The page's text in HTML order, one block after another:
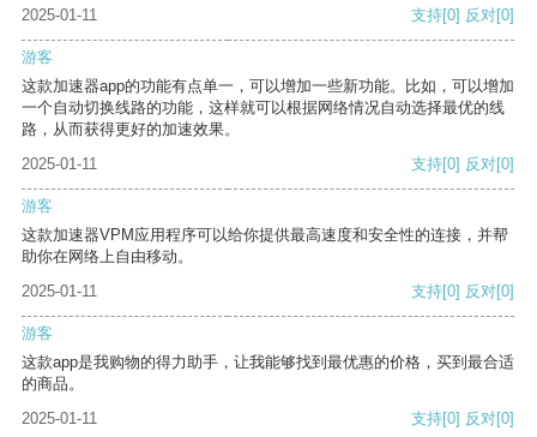
2025-01-11
支持[0] 反对[0]
游客
这款加速器app的功能有点单一，可以增加一些新功能。比如，可以增加
一个自动切换线路的功能，这样就可以根据网络情况自动选择最优的线
路，从而获得更好的加速效果。
2025-01-11
支持[0] 反对[0]
游客
这款加速器VPM应用程序可以给你提供最高速度和安全性的连接，并帮
助你在网络上自由移动。
2025-01-11
支持[0] 反对[0]
游客
这款app是我购物的得力助手，让我能够找到最优惠的价格，买到最合适
的商品。
2025-01-11
支持[0] 反对[0]